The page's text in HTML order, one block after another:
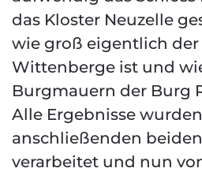
das Kloster Neuzelle
wie groß eigentlich
Wittenberge ist und
Burgmauern der Burg
Alle Ergebnisse
anschließenden
verarbeitet und nun